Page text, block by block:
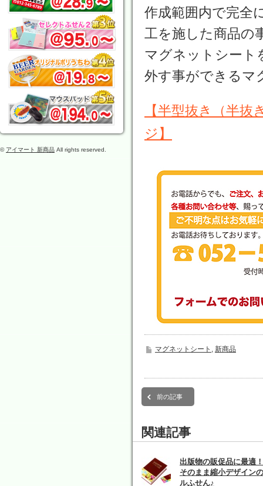
© アイマート 新商品 All rights reserved.
作成範囲内で完全
工を施した商品の
マグネットシート
外す事ができるマ
【半型抜き（半
ジ】
マグネットシート , 新商品
前の記事
関連記事
出版物の販促品に最適
そのまま縮小デザイン
ルふせん♪